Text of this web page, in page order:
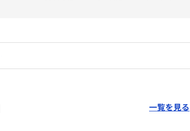
一覧を見る